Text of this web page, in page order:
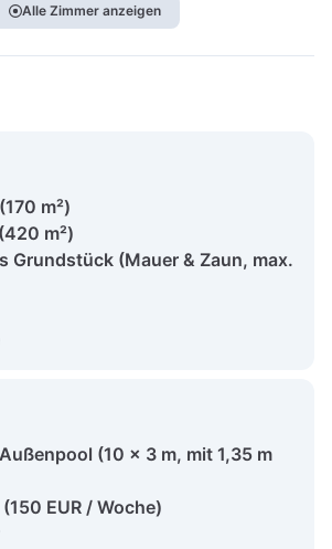
Alle Zimmer anzeigen
m²)
m²)
Grundstück (Mauer & Zaun, max.
(10 x 3 m, mit 1,35 m
EUR / Woche)